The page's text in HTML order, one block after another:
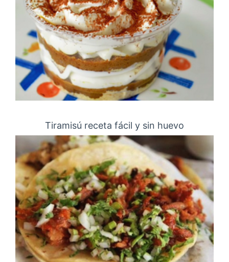
Tiramisú receta fácil y sin huevo